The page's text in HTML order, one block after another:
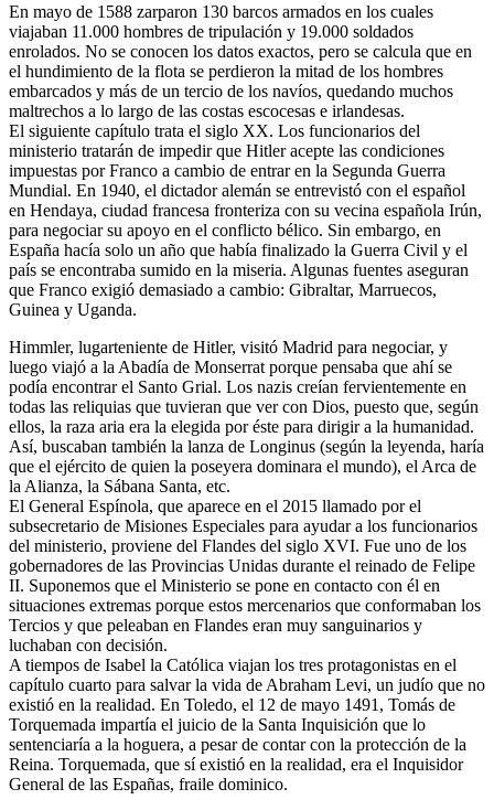
En mayo de 1588 zarparon 130 barcos armados en los cuales
viajaban 11.000 hombres de tripulación y 19.000 soldados
enrolados. No se conocen los datos exactos, pero se calcula que en
el hundimiento de la flota se perdieron la mitad de los hombres
embarcados y más de un tercio de los navíos, quedando muchos
maltrechos a lo largo de las costas escocesas e irlandesas.
El siguiente capítulo trata el siglo XX. Los funcionarios del
ministerio tratarán de impedir que Hitler acepte las condiciones
impuestas por Franco a cambio de entrar en la Segunda Guerra
Mundial. En 1940, el dictador alemán se entrevistó con el español
en Hendaya, ciudad francesa fronteriza con su vecina española Irún,
para negociar su apoyo en el conflicto bélico. Sin embargo, en
España hacía solo un año que había finalizado la Guerra Civil y el
país se encontraba sumido en la miseria. Algunas fuentes aseguran
que Franco exigió demasiado a cambio: Gibraltar, Marruecos,
Guinea y Uganda.
Himmler, lugarteniente de Hitler, visitó Madrid para negociar, y
luego viajó a la Abadía de Monserrat porque pensaba que ahí se
podía encontrar el Santo Grial. Los nazis creían fervientemente en
todas las reliquias que tuvieran que ver con Dios, puesto que, según
ellos, la raza aria era la elegida por éste para dirigir a la humanidad.
Así, buscaban también la lanza de Longinus (según la leyenda, haría
que el ejército de quien la poseyera dominara el mundo), el Arca de
la Alianza, la Sábana Santa, etc.
El General Espínola, que aparece en el 2015 llamado por el
subsecretario de Misiones Especiales para ayudar a los funcionarios
del ministerio, proviene del Flandes del siglo XVI. Fue uno de los
gobernadores de las Provincias Unidas durante el reinado de Felipe
II. Suponemos que el Ministerio se pone en contacto con él en
situaciones extremas porque estos mercenarios que conformaban los
Tercios y que peleaban en Flandes eran muy sanguinarios y
luchaban con decisión.
A tiempos de Isabel la Católica viajan los tres protagonistas en el
capítulo cuarto para salvar la vida de Abraham Levi, un judío que no
existió en la realidad. En Toledo, el 12 de mayo 1491, Tomás de
Torquemada impartía el juicio de la Santa Inquisición que lo
sentenciaría a la hoguera, a pesar de contar con la protección de la
Reina. Torquemada, que sí existió en la realidad, era el Inquisidor
General de las Españas, fraile dominico.